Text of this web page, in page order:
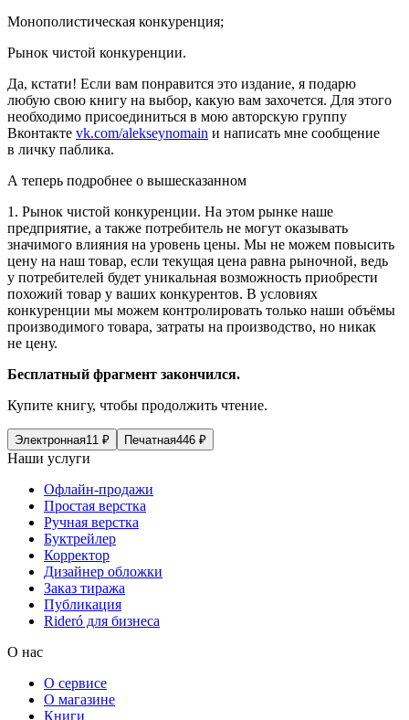
Монополистическая конкуренция;
Рынок чистой конкуренции.
Да, кстати! Если вам понравится это издание, я подарю
любую свою книгу на выбор, какую вам захочется. Для этого
необходимо присоединиться в мою авторскую группу
Вконтакте vk.com/alekseynomain и написать мне сообщение
в личку паблика.
А теперь подробнее о вышесказанном
1. Рынок чистой конкуренции. На этом рынке наше
предприятие, а также потребитель не могут оказывать
значимого влияния на уровень цены. Мы не можем повысить
цену на наш товар, если текущая цена равна рыночной, ведь
у потребителей будет уникальная возможность приобрести
похожий товар у ваших конкурентов. В условиях
конкуренции мы можем контролировать только наши объёмы
производимого товара, затраты на производство, но никак
не цену.
Бесплатный фрагмент закончился.
Купите книгу, чтобы продолжить чтение.
Электронная11 ₽ Печатная446 ₽
Наши услуги
Офлайн-продажи
Простая верстка
Ручная верстка
Буктрейлер
Корректор
Дизайнер обложки
Заказ тиража
Публикация
Rideró для бизнеса
О нас
О сервисе
О магазине
Книги